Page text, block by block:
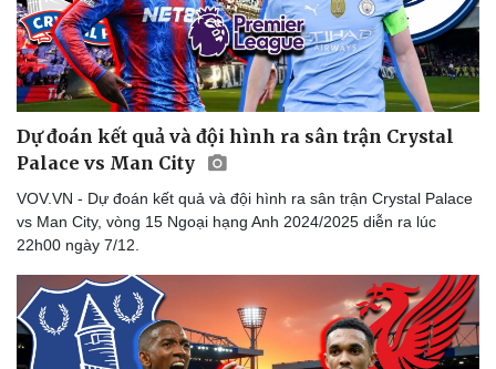
Du lịch
Tư vấn
Săn Tour
check-in
Podcast
Đọc truyện đêm khuya
Cửa sổ tình yêu
Dự đoán kết quả và đội hình ra sân trận Crystal
Palace vs Man City
VOV.VN - Dự đoán kết quả và đội hình ra sân trận Crystal Palace
vs Man City, vòng 15 Ngoại hạng Anh 2024/2025 diễn ra lúc
22h00 ngày 7/12.